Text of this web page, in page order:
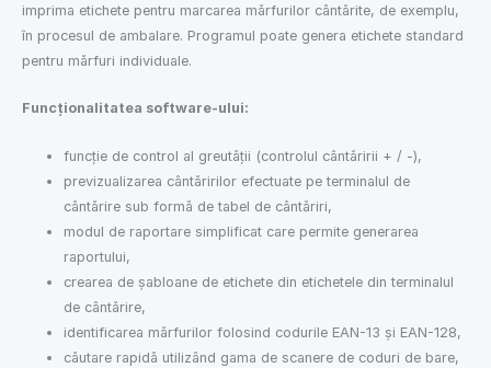
imprima etichete pentru marcarea mărfurilor cântărite, de exemplu,
în procesul de ambalare. Programul poate genera etichete standard
pentru mărfuri individuale.
Funcționalitatea software-ului:
funcție de control al greutății (controlul cântăririi + / -),
previzualizarea cântăririlor efectuate pe terminalul de
cântărire sub formă de tabel de cântăriri,
modul de raportare simplificat care permite generarea
raportului,
crearea de șabloane de etichete din etichetele din terminalul
de cântărire,
identificarea mărfurilor folosind codurile EAN-13 și EAN-128,
căutare rapidă utilizând gama de scanere de coduri de bare,